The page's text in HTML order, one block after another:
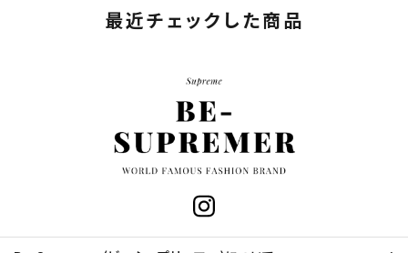
最近チェックした商品